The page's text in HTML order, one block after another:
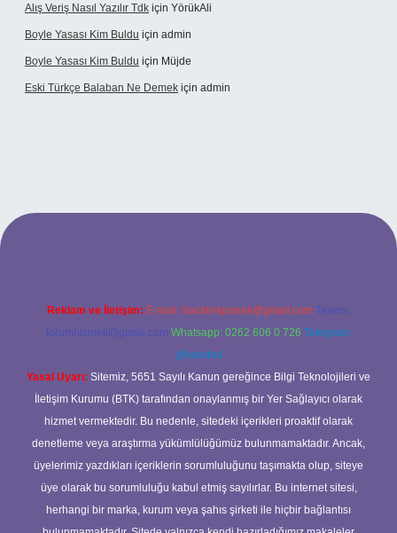
Alış Veriş Nasıl Yazılır Tdk için YörükAli
Boyle Yasası Kim Buldu için admin
Boyle Yasası Kim Buldu için Müjde
Eski Türkçe Balaban Ne Demek için admin
casino
Reklam ve İletişim: E-mail: backlinkpaneli@gmail.com Teams:
forumhizmeti@gmail.com Whatsapp: 0262 606 0 726 Telegram:
@karabul
Yasal Uyarı: Sitemiz, 5651 Sayılı Kanun gereğince Bilgi Teknolojileri ve
İletişim Kurumu (BTK) tarafından onaylanmış bir Yer Sağlayıcı olarak
hizmet vermektedir. Bu nedenle, sitedeki içerikleri proaktif olarak
denetleme veya araştırma yükümlülüğümüz bulunmamaktadır. Ancak,
üyelerimiz yazdıkları içeriklerin sorumluluğunu taşımakta olup, siteye
üye olarak bu sorumluluğu kabul etmiş sayılırlar. Bu internet sitesi,
herhangi bir marka, kurum veya şahıs şirketi ile hiçbir bağlantısı